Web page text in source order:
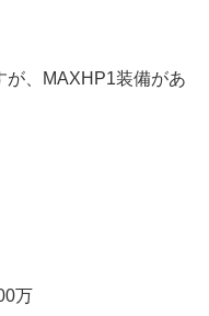
が、MAXHP1装備があ
万